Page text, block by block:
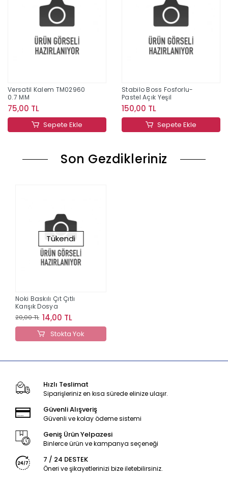
Versatil Kalem TM02960
0.7 MM
75,00 TL
Sepete Ekle
Stabilo Boss Fosforlu-
Pastel Açık Yeşil
150,00 TL
Sepete Ekle
Son Gezdikleriniz
Tükendi
Noki Baskılı Çıt Çıtlı
Karışık Dosya
20,00 TL 14,00 TL
Stokta Yok
Hızlı Teslimat
Siparişleriniz en kısa sürede elinize ulaşır.
Güvenli Alışveriş
Güvenli ve kolay ödeme sistemi
Geniş Ürün Yelpazesi
Binlerce ürün ve kampanya seçeneği
7 / 24 DESTEK
Öneri ve şikayetlerinizi bize iletebilirsiniz.